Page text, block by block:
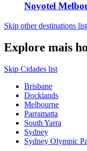
Novotel
Skip other destinations list
Explore mais
Skip Cidades list
Brisbane
Docklands
Melbourne
Parramatta
South Yarra
Sydney
Sydney Olympic